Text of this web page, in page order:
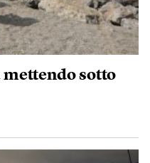
mettendo sotto